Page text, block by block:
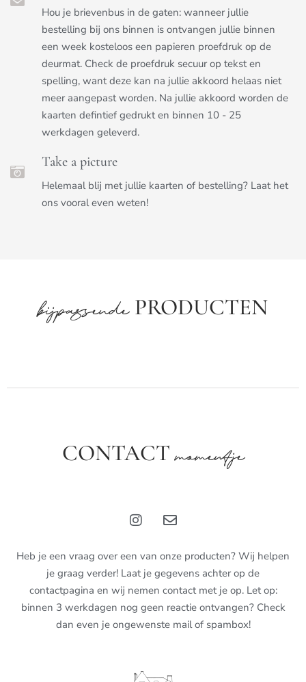
Hou je brievenbus in de gaten: wanneer jullie
bestelling bij ons binnen is ontvangen jullie binnen
een week kosteloos een papieren proefdruk op de
deurmat. Check de proefdruk secuur op tekst en
spelling, want deze kan na jullie akkoord helaas niet
meer aangepast worden. Na jullie akkoord worden de
kaarten defintief gedrukt en binnen 10 - 25
werkdagen geleverd.
Take a picture
Helemaal blij met jullie kaarten of bestelling? Laat het
ons vooral even weten!
bijpassendePRODUCTEN
CONTACTmomentje
Heb je een vraag over een van onze producten? Wij helpen
je graag verder! Laat je gegevens achter op de
contactpagina en wij nemen contact met je op. Let op:
binnen 3 werkdagen nog geen reactie ontvangen? Check
dan even je ongewenste mail of spambox!